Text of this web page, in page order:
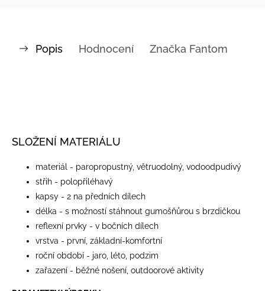
Popis Hodnocení Značka Fantom
SLOŽENÍ MATERIÁLU
materiál - paropropustný, větruodolný, vodoodpudivý
střih - polopřiléhavý
kapsy - 2 na předních dílech
délka - s možností stáhnout gumošňůrou s brzdičkou
reflexní prvky - v bočních dílech
vrstva - první, základní-komfortní
roční období - jaro, léto, podzim
zařazení - běžné nošení, outdoorové aktivity